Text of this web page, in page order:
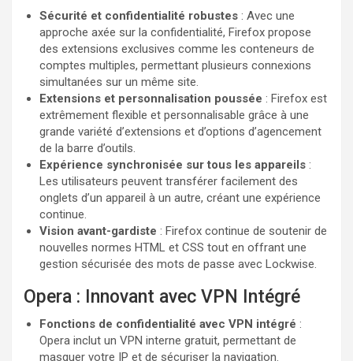
Sécurité et confidentialité robustes : Avec une
approche axée sur la confidentialité, Firefox propose
des extensions exclusives comme les conteneurs de
comptes multiples, permettant plusieurs connexions
simultanées sur un même site.
Extensions et personnalisation poussée : Firefox est
extrêmement flexible et personnalisable grâce à une
grande variété d’extensions et d’options d’agencement
de la barre d’outils.
Expérience synchronisée sur tous les appareils :
Les utilisateurs peuvent transférer facilement des
onglets d’un appareil à un autre, créant une expérience
continue.
Vision avant-gardiste : Firefox continue de soutenir de
nouvelles normes HTML et CSS tout en offrant une
gestion sécurisée des mots de passe avec Lockwise.
Opera : Innovant avec VPN Intégré
Fonctions de confidentialité avec VPN intégré :
Opera inclut un VPN interne gratuit, permettant de
masquer votre IP et de sécuriser la navigation.